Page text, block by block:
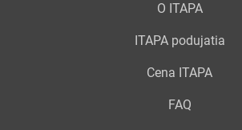
O ITAPA
ITAPA podujatia
Cena ITAPA
FAQ